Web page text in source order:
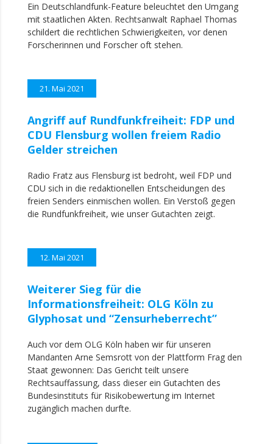
Ein Deutschlandfunk-Feature beleuchtet den Umgang
mit staatlichen Akten. Rechtsanwalt Raphael Thomas
schildert die rechtlichen Schwierigkeiten, vor denen
Forscherinnen und Forscher oft stehen.
21. Mai 2021
Angriff auf Rundfunkfreiheit: FDP und
CDU Flensburg wollen freiem Radio
Gelder streichen
Radio Fratz aus Flensburg ist bedroht, weil FDP und
CDU sich in die redaktionellen Entscheidungen des
freien Senders einmischen wollen. Ein Verstoß gegen
die Rundfunkfreiheit, wie unser Gutachten zeigt.
12. Mai 2021
Weiterer Sieg für die
Informationsfreiheit: OLG Köln zu
Glyphosat und “Zensurheberrecht”
Auch vor dem OLG Köln haben wir für unseren
Mandanten Arne Semsrott von der Plattform Frag den
Staat gewonnen: Das Gericht teilt unsere
Rechtsauffassung, dass dieser ein Gutachten des
Bundesinstituts für Risikobewertung im Internet
zugänglich machen durfte.